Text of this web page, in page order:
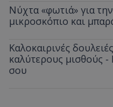
Νύχτα «φωτιά» για
μικροσκόπιο και
Καλοκαιρινές
καλύτερους μισθούς -
σου